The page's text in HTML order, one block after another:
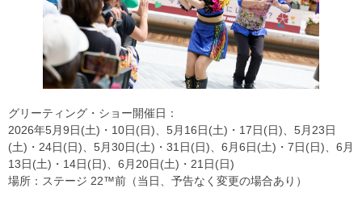
グリーティング・ショー開催日：
2026年5月9日(土)・10日(日)、5月16日(土)・17日(日)、5月23日
(土)・24日(日)、5月30日(土)・31日(日)、6月6日(土)・7日(日)、6月
13日(土)・14日(日)、6月20日(土)・21日(日)
場所：ステージ 22™前（当日、予告なく変更の場合あり）